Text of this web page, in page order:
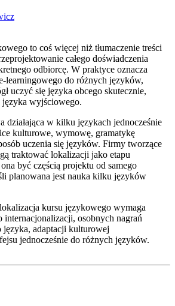
to coś więcej niż tłumaczenie treści
całego doświadczenia
odbiorcę. W praktyce oznacza
learningowego do różnych języków,
uczyć się języka obcego skutecznie,
języka wyjściowego.
działająca w kilku językach jednocześnie
kulturowe, wymowę, gramatykę
uczenia się języków. Firmy tworzące
traktować lokalizacji jako etapu
być częścią projektu od samego
planowana jest nauka kilku języków
kursu językowego wymaga
internacjonalizacji, osobnych nagrań
języka, adaptacji kulturowej
jednocześnie do różnych języków.